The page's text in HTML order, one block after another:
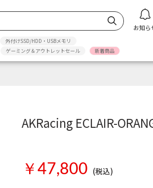
お知ら
外付けSSD/HDD・USBメモリ
ゲーミング＆アウトレットセール 新着商品
AKRacing ECLAIR-
￥47,800 (税込)